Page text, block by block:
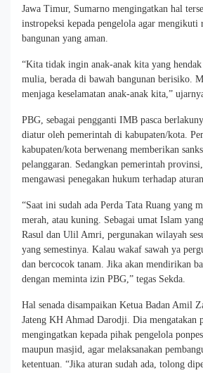
Jawa Timur, Sumarno mengingatkan hal
instropeksi kepada pengelola agar mengikuti
bangunan yang aman.
“Kita tidak ingin anak-anak kita yang
mulia, berada di bawah bangunan berisiko.
menjaga keselamatan anak-anak kita,”
PBG, sebagai pengganti IMB pasca
diatur oleh pemerintah di kabupaten/kota.
kabupaten/kota berwenang memberikan
pelanggaran. Sedangkan pemerintah
mengawasi penegakan hukum terhadap
“Saat ini sudah ada Perda Tata Ruang yang
merah, atau kuning. Sebagai umat Islam
Rasul dan Ulil Amri, pergunakan wilayah
yang semestinya. Kalau wakaf sawah ya
dan bercocok tanam. Jika akan mendirikan
dengan meminta izin PBG,” tegas Sekda.
Hal senada disampaikan Ketua Badan Amil
Jateng KH Ahmad Darodji. Dia mengatakan
mengingatkan kepada pihak pengelola
maupun masjid, agar melaksanakan
ketentuan. “Jika aturan sudah ada, tolong